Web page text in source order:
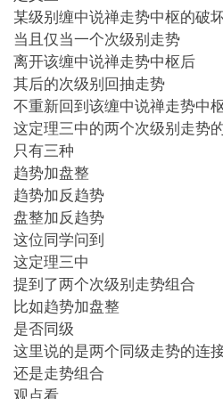
某级别缠中说禅走势中枢的破
当且仅当一个次级别走势
离开该缠中说禅走势中枢后
其后的次级别回抽走势
不重新回到该缠中说禅走势中
这定理三中的两个次级别走势
只有三种
趋势加盘整
趋势加反趋势
盘整加反趋势
这位同学问到
这定理三中
提到了两个次级别走势组合
比如趋势加盘整
是否同级
这里说的是两个同级走势的连
还是走势组合